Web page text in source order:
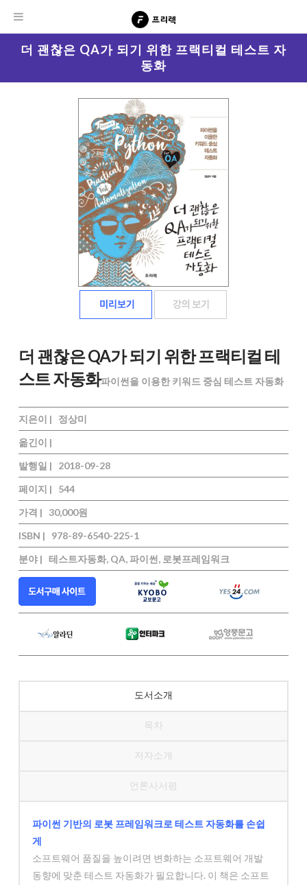
더 괜찮은 QA가 되기 위한 프랙티컬 테스트 자
동화
더 괜찮은 QA가 되기 위한 프랙티컬 테
스트 자동화파이썬을 이용한 키워드 중심 테스트 자동화
지은이 |
정상미
옮긴이 |
발행일 |
2018-09-28
페이지 |
544
가격 |
30,000원
ISBN |
978-89-6540-225-1
분야 | 테스트자동화, QA, 파이썬, 로봇프레임워크
도서소개
목차
저자소개
언론사서평
파이썬 기반의 로봇 프레임워크로 테스트 자동화를 손쉽
게
소프트웨어 품질을 높이려면 변화하는 소프트웨어 개발
동향에 맞춘 테스트 자동화가 필요합니다. 이 책은 소프트